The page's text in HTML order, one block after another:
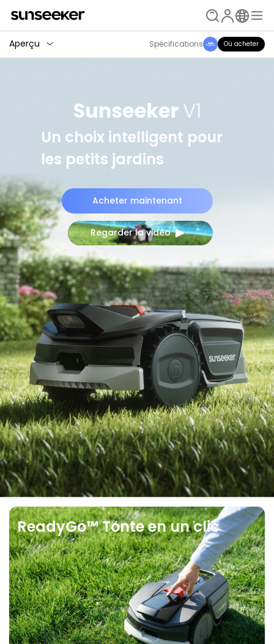
Aperçu Spécifications Où acheter
Un choix intelligent pour
les petits jardins
Acheter maintenant
Regarder la vidéo
ReadyGo™ Tonte en un clic